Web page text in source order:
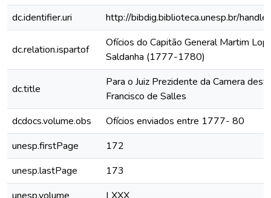
dc.identifier.uri
http://bibdig.biblioteca.unesp.br/
dc.relation.ispartof
Ofícios do Capitão General Martim
Saldanha (1777-1780)
dc.title
Para o Juiz Prezidente da Camera
Francisco de Salles
dcdocs.volume.obs
Ofícios enviados entre 1777- 80
unesp.firstPage
172
unesp.lastPage
173